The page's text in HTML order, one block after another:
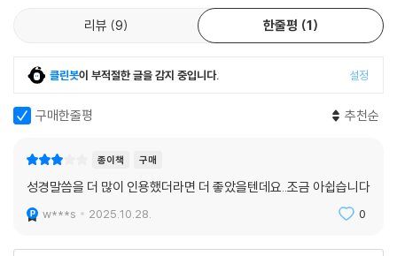
오늘, 여러분의 삶을 이끄는 핵심 원칙은 무엇인지 돌아보세요. 그리고 그
삶의 복리 효과를 만들어내는 시작점이 될 것입니다. 시간이 지나 여러분
될 것입니다. 이것이 바로 ‘들어와도 복을 받고 나가도 복을 받을 것이다’라
--- p.196~197
홀로 걷는 길은 외롭고 힘들 수 있지만 뜻을 함께하는 이들이 있다면 그 여
정은 견딜 만한 것이 됩니다. 무거운 짐도 함께 나누면 감당할 수 있는 것처
럼 인생의 어려움도 서로 믿고 의지하는 관계 속에서 극복해 나갈 수 있습
스스로의 삶을 향해 당당히 뛰어들고 있다.
저자는 이렇게 말한다. “성경은 절대자에 대한 믿음 너머 인간의 삶에 대한
깊은 통찰을 제공하며 자신의 내면과 마주할 용기를 준다.” 그렇다. 진실된
믿음은 자기 자신을 믿고 나아가는 내면의 힘에 대한 존중이자 의지이며
진짜 삶에 뛰어드는 결단이다. 그리고 그 믿음이 단단해질 때 비로소 우리
믿음은 바라는 것들의 실상이요
보이지 않는 것들의 증거니
리뷰 9 한줄평 1
클린봇이 부적절한 글을 감지 중입니다. 설정
구매한줄평 추천순
종이책 구매
성경말씀을 더 많이 인용했더라면 더 좋았을텐데요..조금 아쉽습니다
w***s 2025.10.28. 0